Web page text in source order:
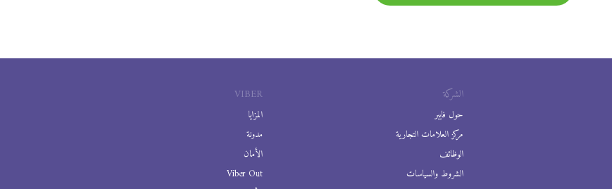
VIBER
المزايا
مدونة
الأمان
Viber Out
الشركة
حول فايبر
مركز العلامات التجارية
الوظائف
الشروط والسياسات